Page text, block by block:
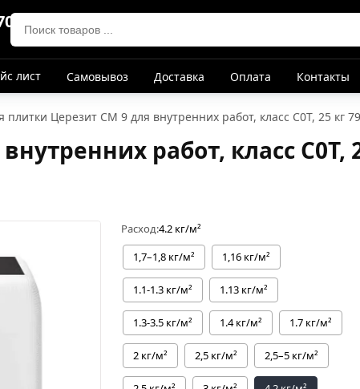
лист Самовывоз Доставка Оплата Контакты
плитки Церезит СМ 9 для внутренних работ, класс C0T, 25 кг
работ, класс C0T,
Расход:4.2 кг/м²
1,7–1,8 кг/м²
1,16 кг/м²
1.1-1.3 кг/м² 1.13 кг/м²
1.3-3.5 кг/м² 1.4 кг/м² 1.7 кг/м²
2 кг/м² 2,5 кг/м² 2,5–5 кг/м²